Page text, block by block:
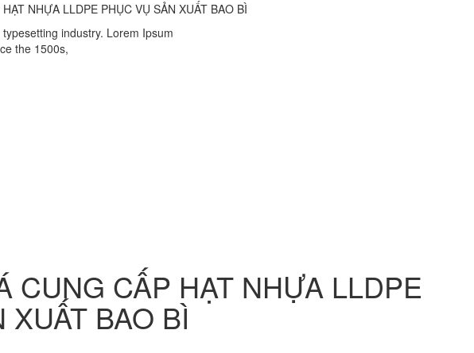
NHỰA LLDPE PHỤC VỤ SẢN XUẤT BAO BÌ
industry. Lorem Ipsum
the 1500s,
CUNG CẤP HẠT NHỰA LLDPE
XUẤT BAO BÌ